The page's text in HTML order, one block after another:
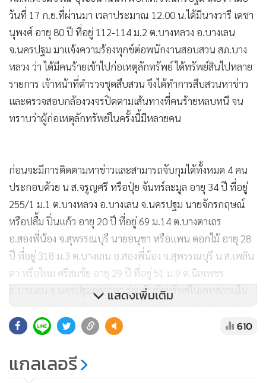
วันที่ 17 ก.ย.ที่ผ่านมา เวลาประมาณ 12.00 น.ได้มีนางวารี เดชา
นุพงศ์ อายุ 80 ปี ที่อยู่ 112-114 ม.2 ต.บางหลวง อ.บางเลน
จ.นครปฐม มาแจ้งความร้องทุกข์ต่อพนักงานสอบสวน สภ.บาง
หลวง ว่า ได้มีคนร้ายเข้าไปก่อเหตุลักทรัพย์ ได้ทรัพย์สินไปหลาย
รายการ เจ้าหน้าที่ตำรวจชุดสืบสวน จึงได้ทำการสืบสวนหาข่าว
และตรวจสอบกล้องวงจรปิดตามเส้นทางที่คนร้ายหลบหนี จน
ทราบว่าผู้ก่อเหตุลักทรัพย์ในครั้งนี้มีหลายคน
ก่อนจะมีการติดตามหาข่าวและสามารถจับกุมได้ทั้งหมด 4 คน
ประกอบด้วย น ส.จรูญศรี หรือปุ๋ย จันทร์ละมูล อายุ 34 ปี ที่อยู่
255/1 ม.1 ต.บางหลวง อ.บางเลน จ.นครปฐม นายจักรกฤษณ์
หรือปลื้ม ปิ่นแก้ว อายุ 20 ปี ที่อยู่ 69 ม.14 ต.บางตาเถร
อ.สองพี่น้อง จ.สุพรรณบุรี นายอนุชา หรือแพน ดอกไม้ อายุ 28
ปี ที่อยู่ 318 ม.3 ต.บางเลน อ.สองพี่น้อง จ.สุพรรณบุรี น ส.เพลิน
ตา หรือไหม ศรีสมชัย อายุ 29 ปี ที่อยู่ 51 ม.9 ต.นิลเพชร
อ.บางเลน จ.นครปฐมกล่าวหา ร่วมกันลักทรัพย์ในเคหสถานใน
เวลากลางคืน โดยเข้าทางช่องทางซึ่งได้ทำขึ้นโดยไม่จำนงให้เป็น
ทางคนเข้าหรือเข้าทางช่องทางซึ่งผู้เป็นใจเปิดให้ไว้ โดยร่วม
เพื่อสะดวกแก่การกระทำผิด หรือการพาทรัพย์นั้นไป หรือเพื่อ
ให้พ้นการจับกุม หรือรับของโจร
แสดงเพิ่มเติม
610
แกลเลอรี